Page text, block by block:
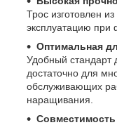
Трос изготовлен
эксплуатацию при
Оптимальная
Удобный стандарт
достаточно для
обслуживающих
наращивания.